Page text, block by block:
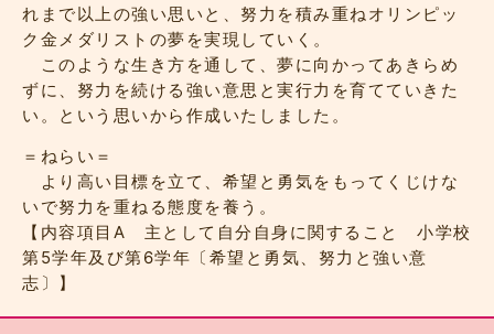
れまで以上の強い思いと、努力を積み重ねオリンピッ
ク金メダリストの夢を実現していく。
このような生き方を通して、夢に向かってあきらめ
ずに、努力を続ける強い意思と実行力を育てていきた
い。という思いから作成いたしました。
＝ねらい＝
より高い目標を立て、希望と勇気をもってくじけな
いで努力を重ねる態度を養う。
【内容項目A 主として自分自身に関すること 小学校
第5学年及び第6学年〔希望と勇気、努力と強い意
志〕】